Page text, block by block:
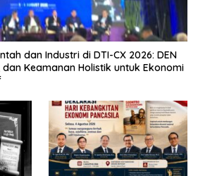
dan Industri di DTI-CX 2026: DEN
dan Keamanan Holistik untuk Ekonomi